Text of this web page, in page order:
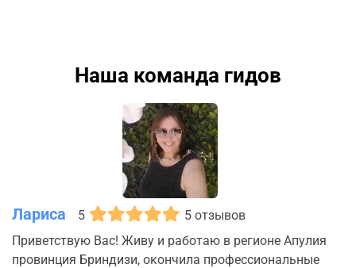
Наша команда гидов
Лариса 5
5 отзывов
Приветствую Вас! Живу и работаю в регионе Апулия
провинция Бриндизи, окончила профессиональные